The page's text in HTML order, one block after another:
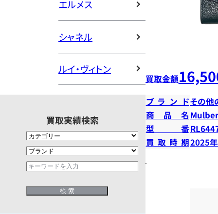
エルメス
シャネル
ルイ・ヴィトン
買取実績検索
買取金額
ブランドその他
商品名
型番
買取時期2025